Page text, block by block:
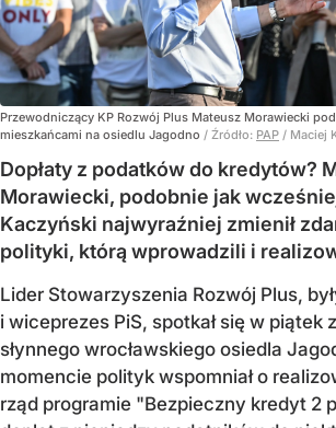
Przewodniczący KP Rozwój Plus Mateusz Morawiecki
mieszkańcami na osiedlu Jagodno / Źródło: PAP / Maciej
Dopłaty z podatków do kredytów?
Morawiecki, podobnie jak
Kaczyński najwyraźniej zmienił
polityki, którą wprowadzili i
Lider Stowarzyszenia Rozwój Plus,
i wiceprezes PiS, spotkał się w piątek
słynnego wrocławskiego osiedla
momencie polityk wspomniał o
rząd programie "Bezpieczny kredyt 2